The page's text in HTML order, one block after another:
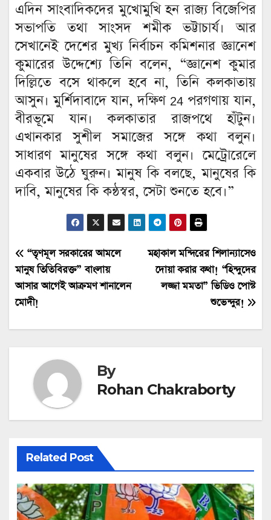
এদিন সাংবাদিকদের মুখোমুখি হন রাজ্য বিজেপির
সভাপতি তথা সাংসদ শমীক ভট্টাচার্য। আর
সেখানেই দেশের মুখ্য নির্বাচন কমিশনার জ্ঞানেশ
কুমারের উদ্দেশ্যে তিনি বলেন, “জ্ঞানেশ কুমার
দিল্লিতে বসে থাকলে হবে না, তিনি কলকাতায়
আসুন। মুর্শিদাবাদে যান, দক্ষিণ 24 পরগণায় যান,
বীরভূমে যান। কলকাতার রাজপথে হাঁটুন।
এখানকার সুশীল সমাজের সঙ্গে কথা বলুন।
সাধারণ মানুষের সঙ্গে কথা বলুন। মেট্রোরেলে
একবার উঠে ঘুরুন। মানুষ কি বলছে, মানুষের কি
দাবি, মানুষের কি কন্ঠস্বর, সেটা শুনতে হবে।”
Post
navigation
মহাকাল মন্দিরের শিলান্যাসেও
দোয়া করার কথা! “হিন্দুদের
লজ্জা মমতা” ভিডিও পোস্ট
শুভেন্দুর!
“তৃণমূল সরকারের আমলে
মানুষ তিতিবিরক্ত” বাংলায়
আসার আগেই আক্রমণ শানালেন
মোদী!
By
Rohan Chakraborty
Related Post